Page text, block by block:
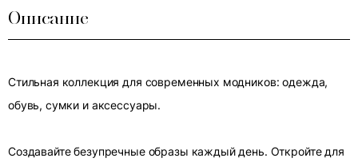
Описание
Стильная коллекция для современных модников: одежда,
обувь, сумки и аксессуары.
Создавайте безупречные образы каждый день. Откройте для